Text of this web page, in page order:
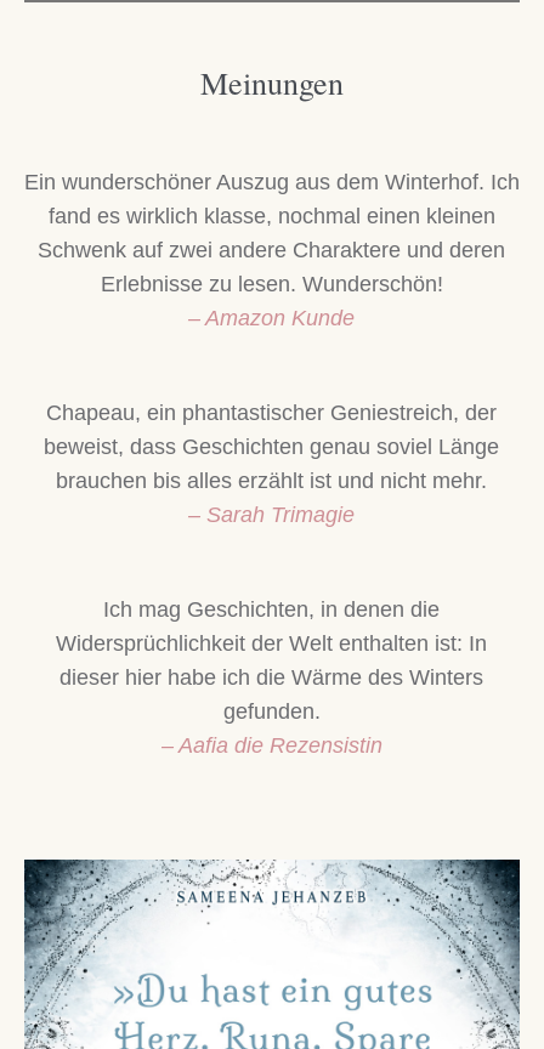
Meinungen
Ein wunderschöner Auszug aus dem Winterhof. Ich
fand es wirklich klasse, nochmal einen kleinen
Schwenk auf zwei andere Charaktere und deren
Erlebnisse zu lesen. Wunderschön!
– Amazon Kunde
Chapeau, ein phantastischer Geniestreich, der
beweist, dass Geschichten genau soviel Länge
brauchen bis alles erzählt ist und nicht mehr.
– Sarah Trimagie
Ich mag Geschichten, in denen die
Widersprüchlichkeit der Welt enthalten ist: In
dieser hier habe ich die Wärme des Winters
gefunden.
– Aafia die Rezensistin